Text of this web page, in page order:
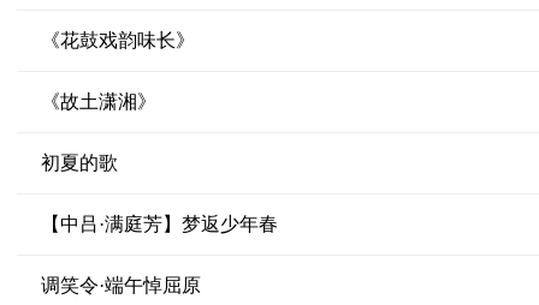
《花鼓戏韵味长》
《故土潇湘》
初夏的歌
【中吕·满庭芳】梦返少年春
调笑令·端午悼屈原